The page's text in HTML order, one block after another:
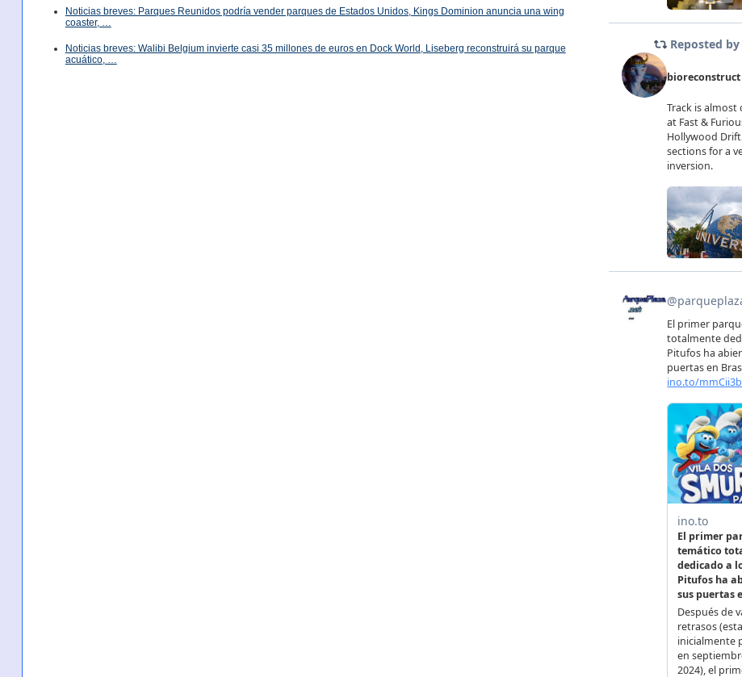
Noticias breves: Parques Reunidos podría vender parques de Estados Unidos, Kings Dominion anuncia una wing
coaster, …
Noticias breves: Walibi Belgium invierte casi 35 millones de euros en Dock World, Liseberg reconstruirá su parque
acuático, …